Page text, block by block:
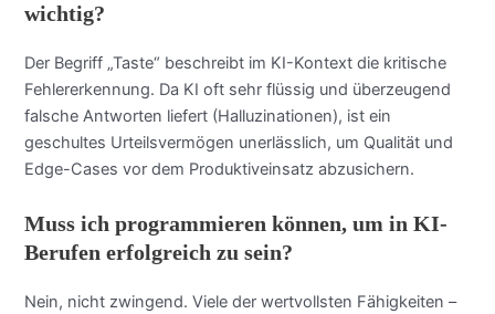
wichtig?
Der Begriff „Taste“ beschreibt im KI-Kontext die kritische
Fehlererkennung. Da KI oft sehr flüssig und überzeugend
falsche Antworten liefert (Halluzinationen), ist ein
geschultes Urteilsvermögen unerlässlich, um Qualität und
Edge-Cases vor dem Produktiveinsatz abzusichern.
Muss ich programmieren können, um in KI-
Berufen erfolgreich zu sein?
Nein, nicht zwingend. Viele der wertvollsten Fähigkeiten –